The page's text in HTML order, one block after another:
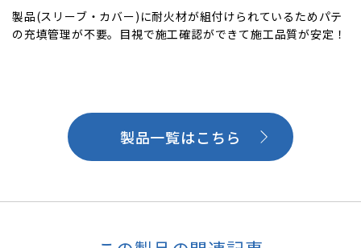
製品(スリーブ・カバー)に耐火材が組付けられているためパテ
の充填管理が不要。目視で施工確認ができて施工品質が安定！
製品一覧はこちら